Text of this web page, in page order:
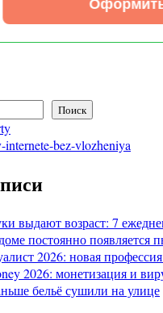
Поиск
выдают возраст: 7
постоянно появляется
2026: новая
2026: монетизация и
бельё сушили на улице